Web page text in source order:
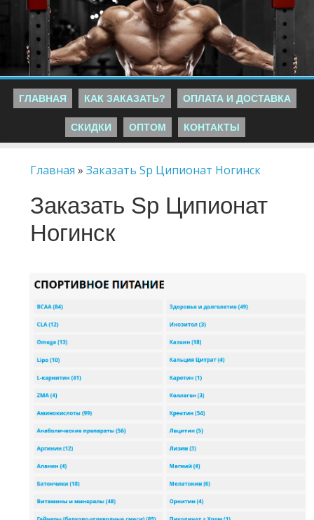
ГЛАВНАЯ КАК ЗАКАЗАТЬ? ОПЛАТА И ДОСТАВКА
СКИДКИ ОПТОМ КОНТАКТЫ
Главная »Заказать Sp Ципионат Ногинск
Заказать Sp Ципионат
Ногинск